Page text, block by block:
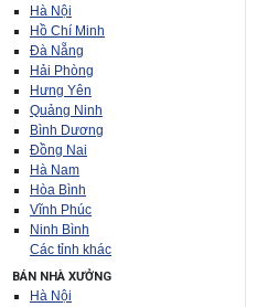
Hà Nội
Hồ Chí Minh
Đà Nẵng
Hải Phòng
Hưng Yên
Quảng Ninh
Bình Dương
Đồng Nai
Hà Nam
Hòa Bình
Vĩnh Phúc
Ninh Bình
Các tỉnh khác
BÁN NHÀ XƯỞNG
Hà Nội